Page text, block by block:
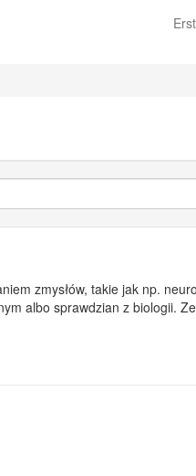
zmysłów, takie jak np.
albo sprawdzian z biologii.